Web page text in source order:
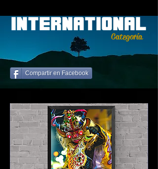
INTERNATIONAL
Categoría
Compartir en Facebook